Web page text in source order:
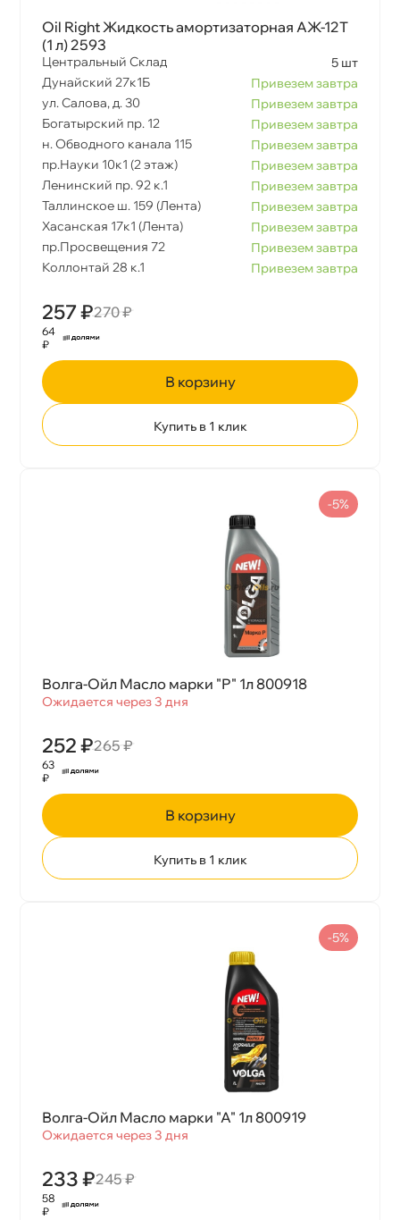
Oil Right Жидкость амортизаторная АЖ-12Т
(1 л) 2593
Центральный Склад
5 шт
Дунайский 27к1Б
Привезем завтра
ул. Салова, д. 30
Привезем завтра
Богатырский пр. 12
Привезем завтра
н. Обводного канала 115
Привезем завтра
пр.Науки 10к1 (2 этаж)
Привезем завтра
Ленинский пр. 92 к.1
Привезем завтра
Таллинское ш. 159 (Лента)
Привезем завтра
Хасанская 17к1 (Лента)
Привезем завтра
пр.Просвещения 72
Привезем завтра
Коллонтай 28 к.1
Привезем завтра
257 ₽270 ₽
64
₽
корзину
Купить в 1 клик
олга-Ойл Масло марки "Р" 1л 800918
Ожидается через 3 дня
252 ₽265 ₽
-5%
63
₽
корзину
Купить в 1 клик
олга-Ойл Масло марки "А" 1л 800919
Ожидается через 3 дня
233 ₽245 ₽
-5%
58
₽